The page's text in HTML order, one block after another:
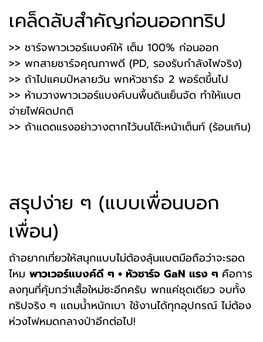
️เคล็ดลับสำคัญก่อนออกทริป
>> ชาร์จพาวเวอร์แบงค์ให้ เต็ม 100% ก่อนออก
>> พกสายชาร์จคุณภาพดี (PD, รองรับกำลังไฟจริง)
>> ถ้าไปแคมป์หลายวัน พกหัวชาร์จ 2 พอร์ตขึ้นไป
>> ห้ามวางพาวเวอร์แบงค์บนพื้นดินเย็นจัด ทำให้แบต
จ่ายไฟผิดปกติ
>> ถ้าแดดแรงอย่าวางตากไว้บนโต๊ะหน้าเต็นท์ (ร้อนเกิน)
สรุปง่าย ๆ (แบบเพื่อนบอก
เพื่อน)
ถ้าอยากเที่ยวให้สนุกแบบไม่ต้องลุ้นแบตมือถือว่าจะรอด
ไหม พาวเวอร์แบงค์ดี ๆ + หัวชาร์จ GaN แรง ๆ คือการ
ลงทุนที่คุ้มกว่าเสื้อใหม่ซะอีกครับ พกแค่ชุดเดียว จบทั้ง
ทริปจริง ๆ แถมน้ำหนักเบา ใช้งานได้ทุกอุปกรณ์ ไม่ต้อง
ห่วงไฟหมดกลางป่าอีกต่อไป!